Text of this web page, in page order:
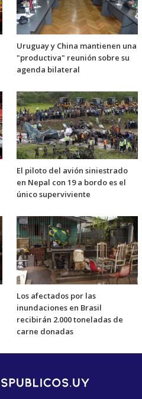
Uruguay y China mantienen una
"productiva" reunión sobre su
agenda bilateral
El piloto del avión siniestrado
en Nepal con 19 a bordo es el
único superviviente
Los afectados por las
inundaciones en Brasil
recibirán 2.000 toneladas de
carne donadas